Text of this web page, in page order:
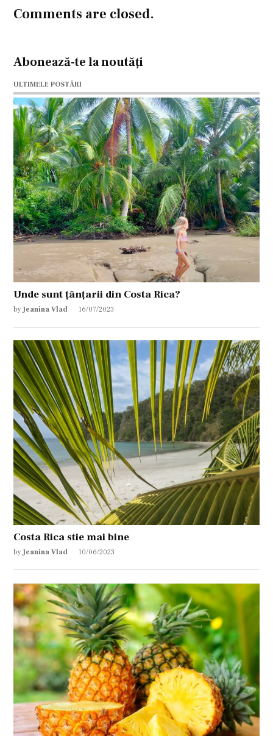
Comments are closed.
Abonează-te la noutăți
ULTIMELE POSTĂRI
Unde sunt țânțarii din Costa Rica?
by Jeanina Vlad 16/07/2023
Costa Rica stie mai bine
by Jeanina Vlad 10/06/2023